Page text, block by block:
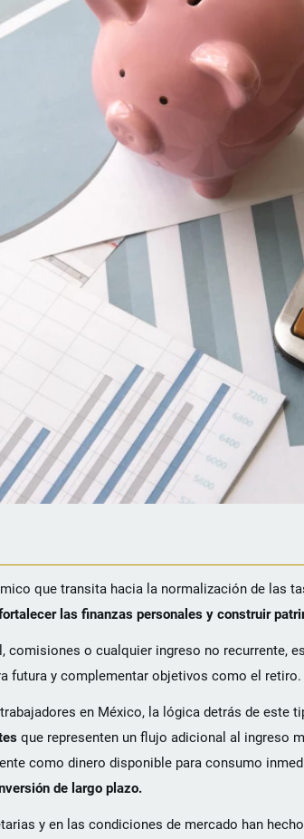
que transita hacia la normalización de las
las finanzas personales y construir
comisiones o cualquier ingreso no recurrente,
futura y complementar objetivos como el retiro.
en México, la lógica detrás de este
que representen un flujo adicional al ingreso
como dinero disponible para consumo
de largo plazo.
y en las condiciones de mercado han